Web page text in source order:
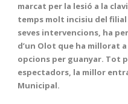
marcat per la lesió a la
temps molt incisiu del
seves intervencions, ha
d’un Olot que ha millorat
opcions per guanyar. Tot
espectadors, la millor
Municipal.